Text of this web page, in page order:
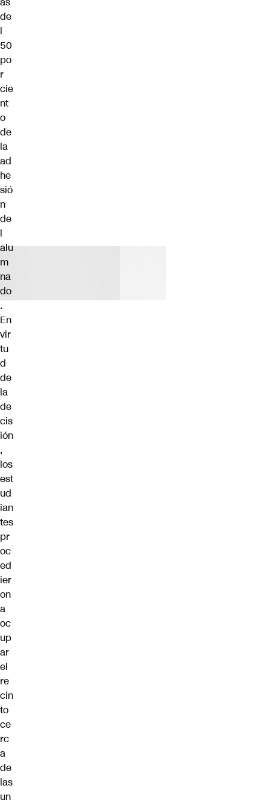
de
l
50
po
r
cie
nt
o
de
la
ad
he
sió
n
de
l
alu
m
na
do
.
En
vir
tu
d
de
la
de
cis
ión
,
los
est
ud
ian
tes
pr
oc
ed
ier
on
a
oc
up
ar
el
re
cin
to
ce
rc
a
de
las
un